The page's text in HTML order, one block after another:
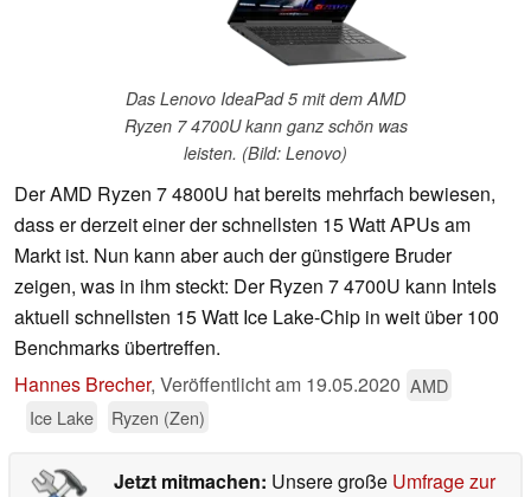
Das Lenovo IdeaPad 5 mit dem AMD
Ryzen 7 4700U kann ganz schön was
leisten. (Bild: Lenovo)
Der AMD Ryzen 7 4800U hat bereits mehrfach bewiesen,
dass er derzeit einer der schnellsten 15 Watt APUs am
Markt ist. Nun kann aber auch der günstigere Bruder
zeigen, was in ihm steckt: Der Ryzen 7 4700U kann Intels
aktuell schnellsten 15 Watt Ice Lake-Chip in weit über 100
Benchmarks übertreffen.
Hannes Brecher, Veröffentlicht am 19.05.2020 AMD
Ice Lake
Ryzen (Zen)
Jetzt mitmachen: Unsere große Umfrage zur